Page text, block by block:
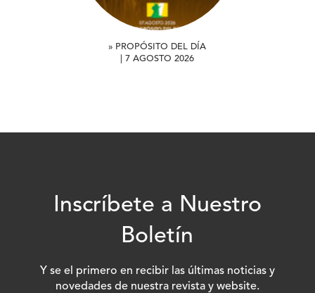
» PROPÓSITO DEL DÍA
| 7 AGOSTO 2026
Inscríbete a Nuestro
Boletín
Y se el primero en recibir las últimas noticias y
novedades de nuestra revista y website.